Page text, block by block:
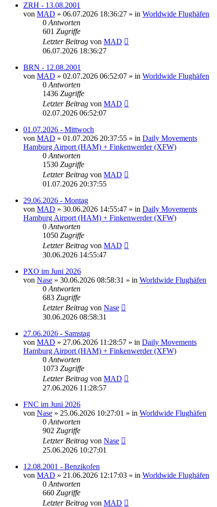
ZRH - 13.08.2001
von MAD » 06.07.2026 18:36:27 » in Worldwide Flughäfen
0 Antworten
601 Zugriffe
Letzter Beitrag von MAD
06.07.2026 18:36:27
BRN - 12.08.2001
von MAD » 02.07.2026 06:52:07 » in Worldwide Flughäfen
0 Antworten
1436 Zugriffe
Letzter Beitrag von MAD
02.07.2026 06:52:07
01.07.2026 - Mittwoch
von MAD » 01.07.2026 20:37:55 » in Daily Movements
Hamburg Airport (HAM) + Finkenwerder (XFW)
0 Antworten
1530 Zugriffe
Letzter Beitrag von MAD
01.07.2026 20:37:55
29.06.2026 - Montag
von MAD » 30.06.2026 14:55:47 » in Daily Movements
Hamburg Airport (HAM) + Finkenwerder (XFW)
0 Antworten
1050 Zugriffe
Letzter Beitrag von MAD
30.06.2026 14:55:47
PXO im Juni 2026
von Nase » 30.06.2026 08:58:31 » in Worldwide Flughäfen
0 Antworten
683 Zugriffe
Letzter Beitrag von Nase
30.06.2026 08:58:31
27.06.2026 - Samstag
von MAD » 27.06.2026 11:28:57 » in Daily Movements
Hamburg Airport (HAM) + Finkenwerder (XFW)
0 Antworten
1073 Zugriffe
Letzter Beitrag von MAD
27.06.2026 11:28:57
FNC im Juni 2026
von Nase » 25.06.2026 10:27:01 » in Worldwide Flughäfen
0 Antworten
902 Zugriffe
Letzter Beitrag von Nase
25.06.2026 10:27:01
12.08.2001 - Benzikofen
von MAD » 21.06.2026 12:17:03 » in Worldwide Flughäfen
0 Antworten
660 Zugriffe
Letzter Beitrag von MAD